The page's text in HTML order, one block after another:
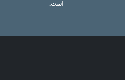
است.